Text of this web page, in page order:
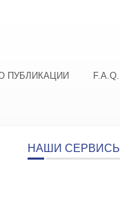
ПУБЛИКАЦИИ F.A.Q.
НАШИ СЕРВИСЫ